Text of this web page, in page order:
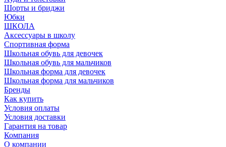
Шорты и бриджи
Юбки
ШКОЛА
Аксессуары в школу
Спортивная форма
Школьная обувь для девочек
Школьная обувь для мальчиков
Школьная форма для девочек
Школьная форма для мальчиков
Бренды
Как купить
Условия оплаты
Условия доставки
Гарантия на товар
Компания
О компании